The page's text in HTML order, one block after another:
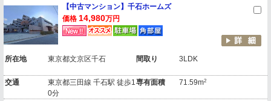
【中古マンション】千石ホームズ
価格 14,980万円
所在地 東京都文京区千石 間取り 3LDK
交通
東京都三田線 千石駅 徒歩1
0分
専有面積 71.59m2